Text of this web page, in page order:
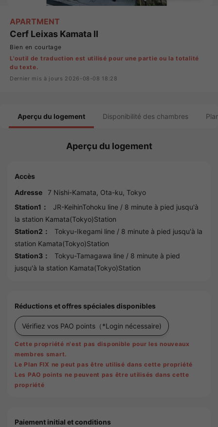
APARTMENT
Cerf Leixas Kamata II
Bien en courtage
L'outil de traduction est utilisé pour une partie ou la totalité
du texte.
Dernier mis à jours 2026-08-08 18:28
Aperçu du logement Disponibilité des chambres
Aperçu du logement
Accès
Adresse
7 Nishi-Kamata, Ota-ku, Tokyo
Station1：
JR-KeihinTohoku line / 8 minute à pied jusqu'à
la station Kamata(Tokyo)Station
Station2：
Tokyu-Ikegami line / 8 minute à pied jusqu'à la
station Kamata(Tokyo)Station
Station3：
Tokyu-Tamagawa line / 8 minute à pied
jusqu'à la station Kamata(Tokyo)Station
Réductions et offres spéciales disponibles
Vérifiez vos PAO points （*Login nécessaire)
Cette propriété n'est pas disponible pour les nouveaux
membres smart.
Le Plan FIX ne peut pas être utilisé dans cette propriété
Les PAO points ne peuvent pas être utilisés dans cette
propriété
Paiement initial et conditions